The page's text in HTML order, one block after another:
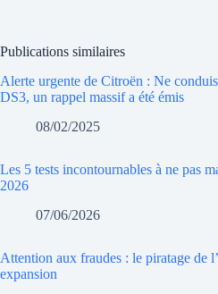
Publications similaires
Alerte urgente de Citroën : Ne
DS3, un rappel massif a été émis
08/02/2025
Les 5 tests incontournables à ne pas
2026
07/06/2026
Attention aux fraudes : le piratage de
expansion